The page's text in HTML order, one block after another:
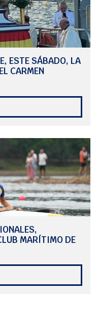
ESTE SÁBADO, LA
CARMEN
MARÍTIMO DE